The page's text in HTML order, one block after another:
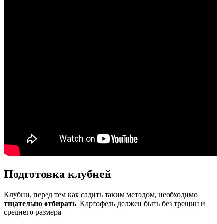
Подготовка клубней
Клубни, перед тем как садить таким методом, необходимо
тщательно отбирать. Картофель должен быть без трещин и
среднего размера.